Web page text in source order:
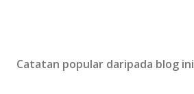
Catatan popular daripada blog ini